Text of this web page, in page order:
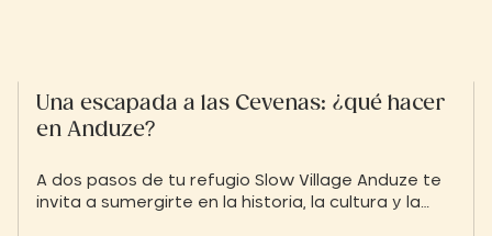
Una escapada a las Cevenas: ¿qué hacer
en Anduze?
A dos pasos de tu refugio Slow Village Anduze te
invita a sumergirte en la historia, la cultura y la